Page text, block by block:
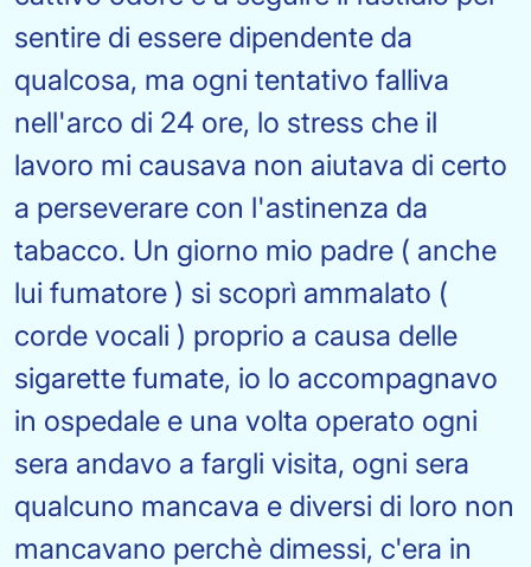
sentire di essere dipendente da
qualcosa, ma ogni tentativo falliva
nell'arco di 24 ore, lo stress che il
lavoro mi causava non aiutava di certo
a perseverare con l'astinenza da
tabacco. Un giorno mio padre ( anche
lui fumatore ) si scoprì ammalato (
corde vocali ) proprio a causa delle
sigarette fumate, io lo accompagnavo
in ospedale e una volta operato ogni
sera andavo a fargli visita, ogni sera
qualcuno mancava e diversi di loro non
mancavano perchè dimessi, c'era in